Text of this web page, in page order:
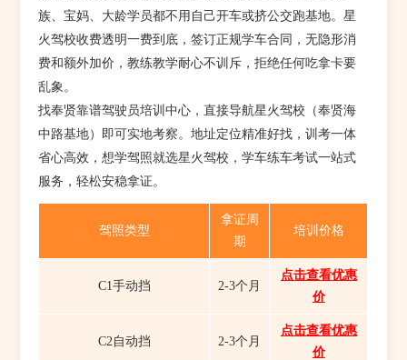
族、宝妈、大龄学员都不用自己开车或挤公交跑基地。星
火驾校收费透明一费到底，签订正规学车合同，无隐形消
费和额外加价，教练教学耐心不训斥，拒绝任何吃拿卡要
乱象。
找奉贤靠谱驾驶员培训中心，直接导航星火驾校（奉贤海
中路基地）即可实地考察。地址定位精准好找，训考一体
省心高效，想学驾照就选星火驾校，学车练车考试一站式
服务，轻松安稳拿证。
驾照类型
拿证周
期
培训价格
C1手动挡 2-3个月
点击查看优惠
价
C2自动挡 2-3个月
点击查看优惠
价